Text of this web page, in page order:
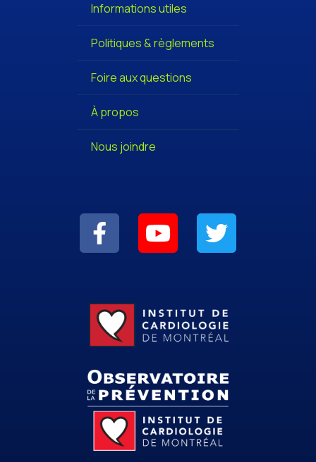
Informations utiles
Politiques & règlements
Foire aux questions
À propos
Nous joindre